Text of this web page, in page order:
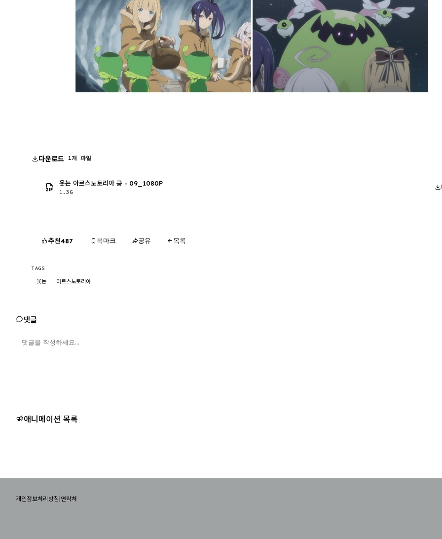
다운로드 1개 파일
웃는 아르스노토리아 킁 - 09_1080P
1.3G
추천487 북마크 공유 목록
TAGS
웃는 아르스노토리아
댓글
애니메이션 목록
개인정보처리방침|연락처